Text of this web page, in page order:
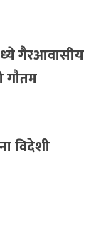
गैरआवासीय
गौतम
विदेशी